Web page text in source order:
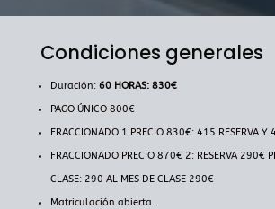
Condiciones generales
Duración:60 HORAS: 830€
PAGO ÚNICO 800€
FRACCIONADO 1 PRECIO 830€: 415 RESERVA Y
FRACCIONADO PRECIO 870€ 2: RESERVA 290€
CLASE: 290 AL MES DE CLASE 290€
Matriculación abierta.